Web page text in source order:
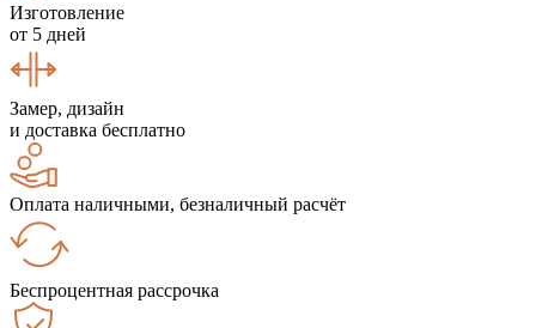
Изготовление
от 5 дней
Замер, дизайн
и доставка бесплатно
Оплата наличными, безналичный расчёт
Беспроцентная рассрочка